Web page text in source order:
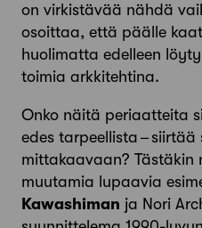
on virkistävää nähdä
osoittaa, että päälle
huolimatta edelleen
toimia arkkitehtina.
Onko näitä periaatteita
edes tarpeellista – siirtää
mittakaavaan?
muutamia lupaavia
Kawashiman ja Nori